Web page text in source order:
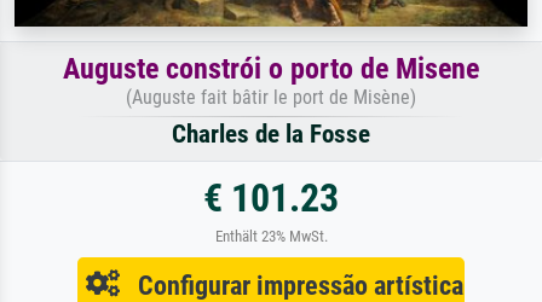
Auguste constrói o porto de Misene
(Auguste fait bâtir le port de Misène)
Charles de la Fosse
€ 101.23
Enthält 23% MwSt.
Configurar impressão artística